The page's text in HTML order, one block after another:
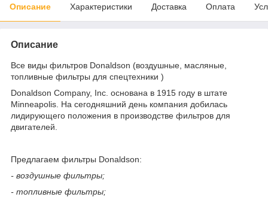
Описание Характеристики Доставка Оплата
Описание
Все виды фильтров Donaldson (воздушные, масляные,
топливные фильтры для спецтехники )
Donaldson Company, Inc. основана в 1915 году в штате
Minneapolis. На сегодняшний день компания добилась
лидирующего положения в производстве фильтров для
двигателей.
Предлагаем фильтры Donaldson:
- воздушные фильтры;
- топливные фильтры;